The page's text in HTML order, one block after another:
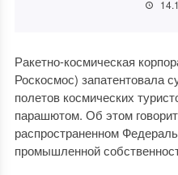
Ракетно-космическая
Роскосмос) запатентовала
полетов космических
парашютом. Об этом
распространенном
промышленной